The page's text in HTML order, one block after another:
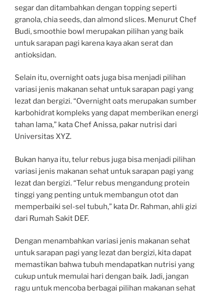
segar dan ditambahkan dengan topping seperti
granola, chia seeds, dan almond slices. Menurut Chef
Budi, smoothie bowl merupakan pilihan yang baik
untuk sarapan pagi karena kaya akan serat dan
antioksidan.
Selain itu, overnight oats juga bisa menjadi pilihan
variasi jenis makanan sehat untuk sarapan pagi yang
lezat dan bergizi. “Overnight oats merupakan sumber
karbohidrat kompleks yang dapat memberikan energi
tahan lama,” kata Chef Anissa, pakar nutrisi dari
Universitas XYZ.
Bukan hanya itu, telur rebus juga bisa menjadi pilihan
variasi jenis makanan sehat untuk sarapan pagi yang
lezat dan bergizi. “Telur rebus mengandung protein
tinggi yang penting untuk membangun otot dan
memperbaiki sel-sel tubuh,” kata Dr. Rahman, ahli gizi
dari Rumah Sakit DEF.
Dengan menambahkan variasi jenis makanan sehat
untuk sarapan pagi yang lezat dan bergizi, kita dapat
memastikan bahwa tubuh mendapatkan nutrisi yang
cukup untuk memulai hari dengan baik. Jadi, jangan
ragu untuk mencoba berbagai pilihan makanan sehat